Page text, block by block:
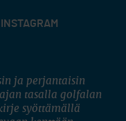
INSTAGRAM
ja perjantaisin
tasalla golfalan
syöttämällä